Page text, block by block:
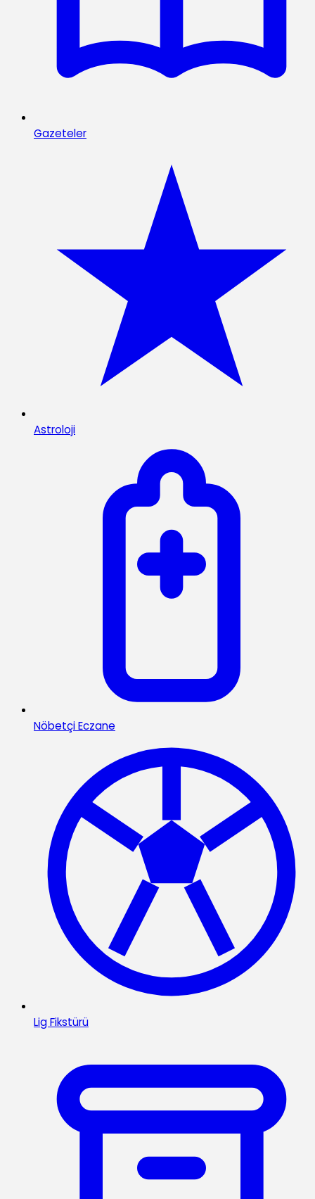
Gazeteler
Astroloji
Nöbetçi Eczane
Lig Fikstürü